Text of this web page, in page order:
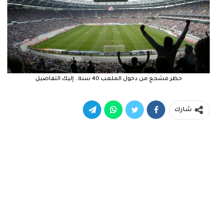
حظر مشجع من دخول الملعب 40 سنة.. إليك التفاصيل
شارك